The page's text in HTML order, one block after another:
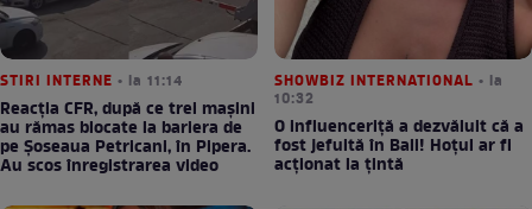
STIRI INTERNE • la 11:14
Reacția CFR, după ce trei mașini
au rămas blocate la bariera de
pe Șoseaua Petricani, în Pipera.
Au scos înregistrarea video
SHOWBIZ INTERNATIONAL • la
10:32
O influenceriță a dezvăluit că a
fost jefuită în Bali! Hoțul ar fi
acționat la țintă